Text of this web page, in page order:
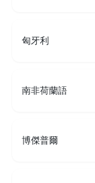
匈牙利
南非荷蘭語
博傑普爾